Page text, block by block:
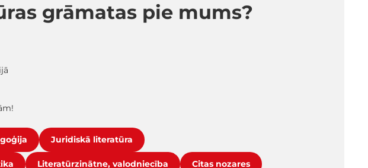
grāmatas pie mums?
Juridiskā literatūra
Literatūrzinātne, valodniecība Citas nozares